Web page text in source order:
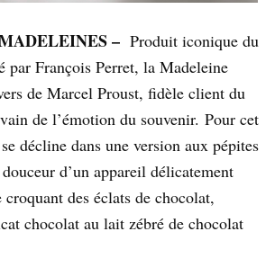
– Produit iconique du
par François Perret, la Madeleine
de Marcel Proust, fidèle client du
de l’émotion du souvenir. Pour cet
décline dans une version aux pépites
d’un appareil délicatement
des éclats de chocolat,
chocolat au lait zébré de chocolat